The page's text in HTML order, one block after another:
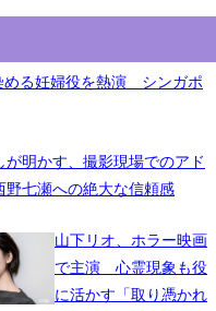
める妊婦役を熱演 シンガポ
が明かす、撮影現場でのアド
野七瀬への絶大な信頼感
山下リオ、ホラー映画
で主演 心霊現象も役
に活かす「取り憑かれ